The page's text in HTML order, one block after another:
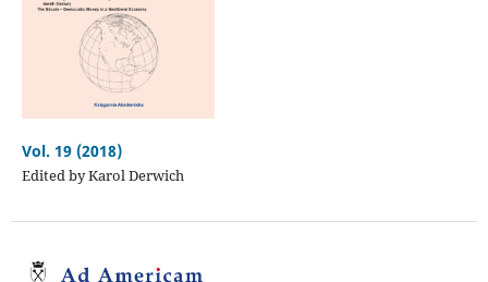
Vol. 19 (2018)
Edited by Karol Derwich